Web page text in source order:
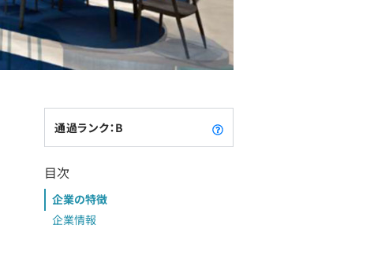
通過ランク：B
目次
企業の特徴
企業情報